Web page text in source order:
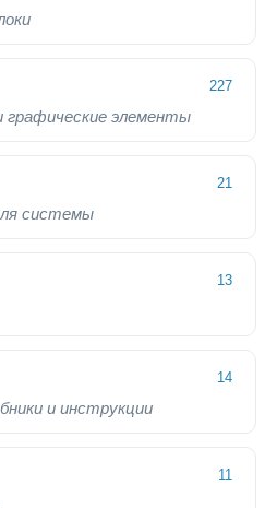
227
графические элементы
21
системы
13
14
и инструкции
11